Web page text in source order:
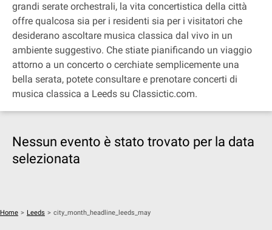
grandi serate orchestrali, la vita concertistica della città
offre qualcosa sia per i residenti sia per i visitatori che
desiderano ascoltare musica classica dal vivo in un
ambiente suggestivo. Che stiate pianificando un viaggio
attorno a un concerto o cerchiate semplicemente una
bella serata, potete consultare e prenotare concerti di
musica classica a Leeds su Classictic.com.
Nessun evento è stato trovato per la data
selezionata
Home > Leeds > city_month_headline_leeds_may